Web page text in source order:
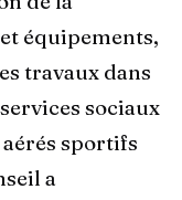
équipements,
travaux dans
sociaux
sportifs
a